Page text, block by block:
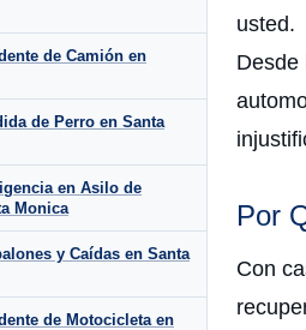
de Camión en
de Perro en Santa
en Asilo de
Monica
y Caídas en Santa
de Motocicleta en
usted.
Desde
Por
Con